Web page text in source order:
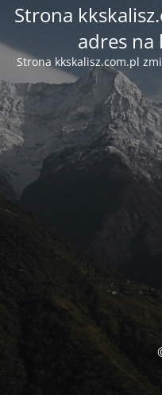
Strona
adres na
Strona kkskalisz.com.pl